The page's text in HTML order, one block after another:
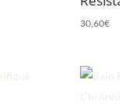
30,60€